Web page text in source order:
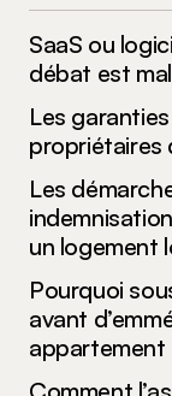
Submit
SaaS ou
débat est
Les
propriétaires
Les
un logement
Pourquoi
avant
appartement